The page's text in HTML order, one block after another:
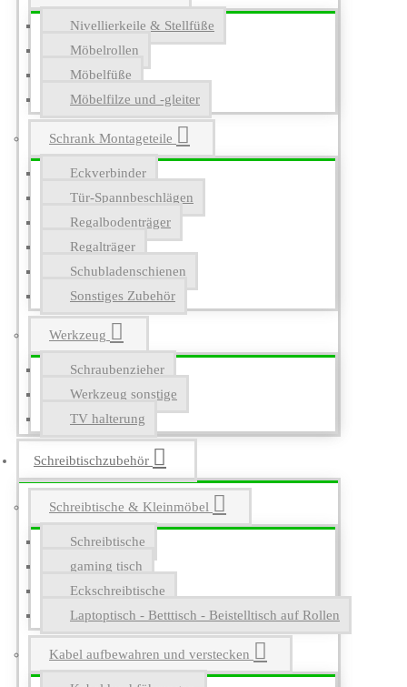
Nivellierkeile & Stellfüße
Möbelrollen
Möbelfüße
Möbelfilze und -gleiter
Schrank Montageteile
Eckverbinder
Tür-Spannbeschlägen
Regalbodenträger
Regalträger
Schubladenschienen
Sonstiges Zubehör
Werkzeug
Schraubenzieher
Werkzeug sonstige
TV halterung
Schreibtischzubehör
Schreibtische & Kleinmöbel
Schreibtische
gaming tisch
Eckschreibtische
Laptoptisch - Betttisch - Beistelltisch auf Rollen
Kabel aufbewahren und verstecken